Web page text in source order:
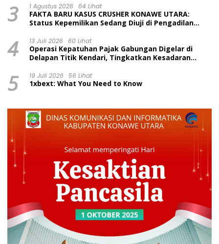
3 1 Agustus 2026 64 Lihat
FAKTA BARU KASUS CRUSHER KONAWE UTARA:
Status Kepemilikan Sedang Diuji di Pengadilan
Dinilai Prematur
4 13 Juli 2026 60 Lihat
Operasi Kepatuhan Pajak Gabungan Digelar di
Delapan Titik Kendari, Tingkatkan Kesadaran
5 19 Juli 2026 56 Lihat
1xbext: What You Need to Know